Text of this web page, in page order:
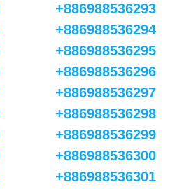
+886988536293
+886988536294
+886988536295
+886988536296
+886988536297
+886988536298
+886988536299
+886988536300
+886988536301